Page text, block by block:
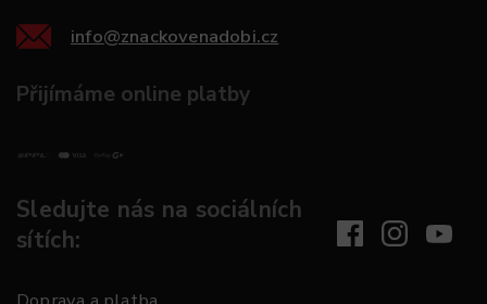
info@znackovenadobi.cz
Přijímáme online platby
Sledujte nás na sociálních
sítích: